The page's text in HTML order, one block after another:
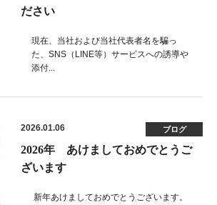
ださい
現在、当社および当社代表者名を騙っ
た、SNS（LINE等）サービスへの誘導や
添付...
2026.01.06 ブログ
2026年 あけましておめでとうご
ざいます
新年あけましておめでとうございます。